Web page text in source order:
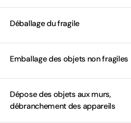
Déballage du fragile
Emballage des objets non fragiles
Dépose des objets aux murs,
débranchement des appareils